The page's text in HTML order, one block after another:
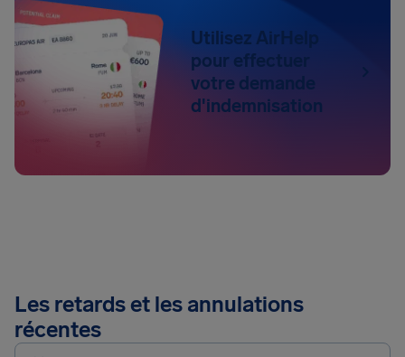
Utilisez AirHelp
pour effectuer
votre demande
d'indemnisation
Les retards et les annulations
récentes